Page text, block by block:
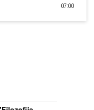
07:00